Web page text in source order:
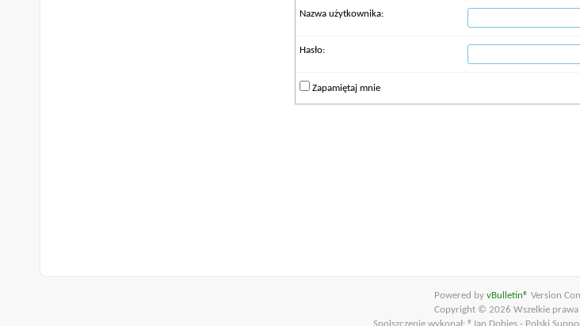
Nazwa użytkownika:
Hasło:
Zapamiętaj mnie
Powered by vBulletin® Version
Copyright © 2026 Wszelkie prawa